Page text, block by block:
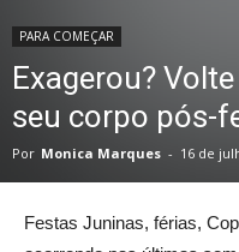
PARA COMEÇAR
Exagerou?
seu corpo pós-
Por Monica Marques - 16 de
Festas Juninas, férias,